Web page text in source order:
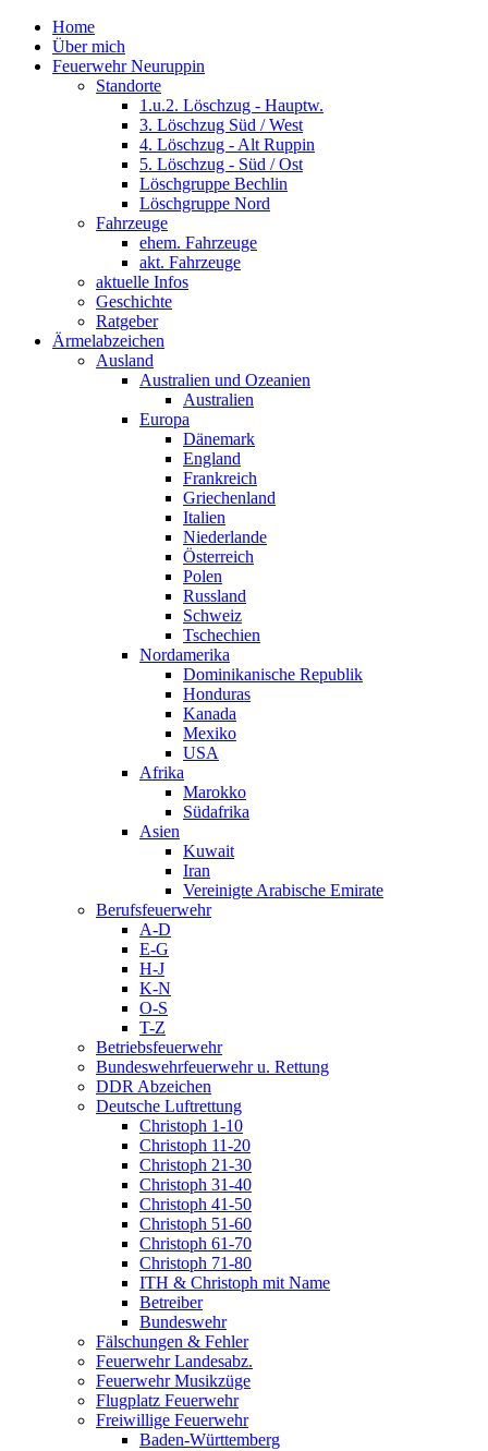
Home
Über mich
Feuerwehr Neuruppin
Standorte
1.u.2. Löschzug - Hauptw.
3. Löschzug Süd / West
4. Löschzug - Alt Ruppin
5. Löschzug - Süd / Ost
Löschgruppe Bechlin
Löschgruppe Nord
Fahrzeuge
ehem. Fahrzeuge
akt. Fahrzeuge
aktuelle Infos
Geschichte
Ratgeber
Ärmelabzeichen
Ausland
Australien und Ozeanien
Australien
Europa
Dänemark
England
Frankreich
Griechenland
Italien
Niederlande
Österreich
Polen
Russland
Schweiz
Tschechien
Nordamerika
Dominikanische Republik
Honduras
Kanada
Mexiko
USA
Afrika
Marokko
Südafrika
Asien
Kuwait
Iran
Vereinigte Arabische Emirate
Berufsfeuerwehr
A-D
E-G
H-J
K-N
O-S
T-Z
Betriebsfeuerwehr
Bundeswehrfeuerwehr u. Rettung
DDR Abzeichen
Deutsche Luftrettung
Christoph 1-10
Christoph 11-20
Christoph 21-30
Christoph 31-40
Christoph 41-50
Christoph 51-60
Christoph 61-70
Christoph 71-80
ITH & Christoph mit Name
Betreiber
Bundeswehr
Fälschungen & Fehler
Feuerwehr Landesabz.
Feuerwehr Musikzüge
Flugplatz Feuerwehr
Freiwillige Feuerwehr
Baden-Württemberg